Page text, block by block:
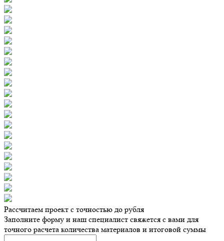
Рассчитаем проект с точностью до рубля
Заполните форму и наш специалист свяжется с вами для
точного расчета количества материалов и итоговой суммы